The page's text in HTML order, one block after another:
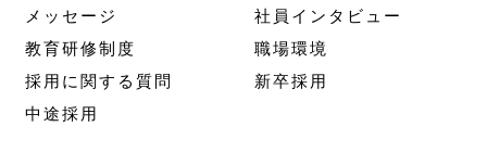
メッセージ
社員インタビュー
教育研修制度
職場環境
採用に関する質問
新卒採用
中途採用